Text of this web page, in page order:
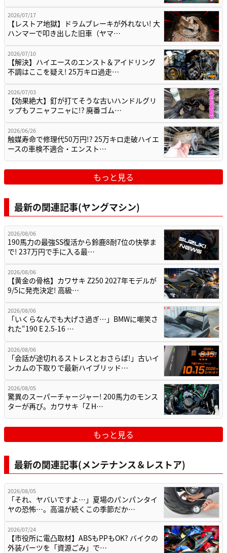
2026/07/17
【レストア地獄】ドラムブレーキが外れない! 大
ハンマーで叩き出した旧車（ヤマ…
2026/07/10
【解決】ハイエースのエンスト＆アイドリング
不調はここを疑え! 25万キロ過走…
2026/07/03
【効果絶大】釘が打てそうな古いハンドルグリ
ップもフニャフニャに!? 廃番ゴム…
2026/06/26
触媒寿命で修理代50万円!? 25万キロ走破ハイエ
ースの車検不適合・エンスト…
もっと見る
最新の関連記事(ヤングマシン)
2026/08/06
190馬力の最強SS復活から鈴鹿8耐7位の快挙ま
で! 237万円で手に入る最…
2026/08/06
【黄金の骨格】カワサキ Z250 2027年モデルが
9/5に発売決定! 高級…
2026/08/06
「いくらなんでも大げさ過ぎ…」BMWに嘲笑さ
れた“190 E 2.5-16 …
2026/08/06
「会話が途切れるストレスとおさらば!」古いイ
ンカムの下取りで最新ハイブリッド…
2026/08/05
驚異のスーパーチャージャー! 200馬力のモンス
ターが再び。カワサキ「Z H…
もっと見る
最新の関連記事(メンテナンス＆レストア)
2026/08/05
「それ、ヤバいですよ…」夏場のパンパンタイ
ヤの恐怖…。高温が続くこの季節だか…
2026/07/24
【市役所に電凸取材】ABSもPPもOK? バイクの
外装パーツを「資源ごみ」で…